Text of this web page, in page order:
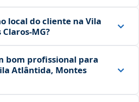
local do cliente na Vila
bom profissional para
Atlântida, Montes